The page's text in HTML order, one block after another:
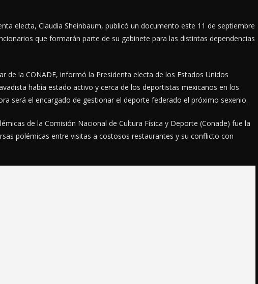
electa, Claudia Sheinbaum, publicó un documento este 11 de septiembre
que formarán parte de su gabinete para las distintas dependencias
de la CONADE, informó la Presidenta electa de los Estados Unidos
había estado activo y cerca de los deportistas mexicanos en los
será el encargado de gestionar el deporte federado el próximo sexenio.
de la Comisión Nacional de Cultura Física y Deporte (Conade) fue la
polémicas entre visitas a costosos restaurantes y su conflicto con